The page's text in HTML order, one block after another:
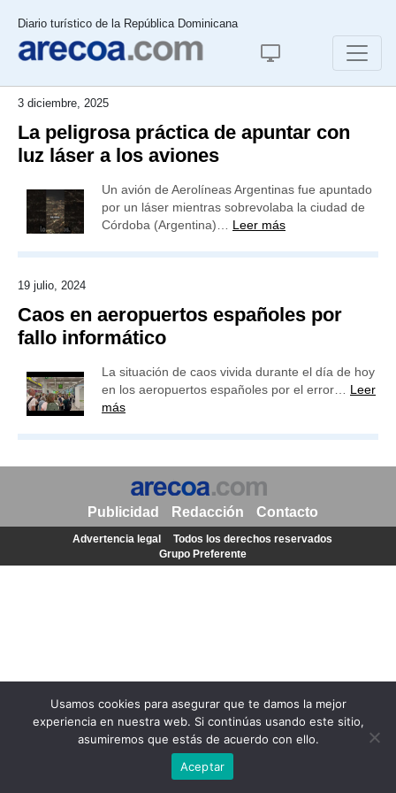
Diario turístico de la República Dominicana
3 diciembre, 2025
La peligrosa práctica de apuntar con
luz láser a los aviones
Un avión de Aerolíneas Argentinas fue apuntado
por un láser mientras sobrevolaba la ciudad de
Córdoba (Argentina)… Leer más
19 julio, 2024
Caos en aeropuertos españoles por
fallo informático
La situación de caos vivida durante el día de hoy
en los aeropuertos españoles por el error… Leer
más
Usamos cookies para asegurar que te damos la mejor
experiencia en nuestra web. Si continúas usando este sitio,
asumiremos que estás de acuerdo con ello.
Aceptar
Publicidad Redacción Contacto
Advertencia legal
Todos los derechos reservados
Grupo Preferente